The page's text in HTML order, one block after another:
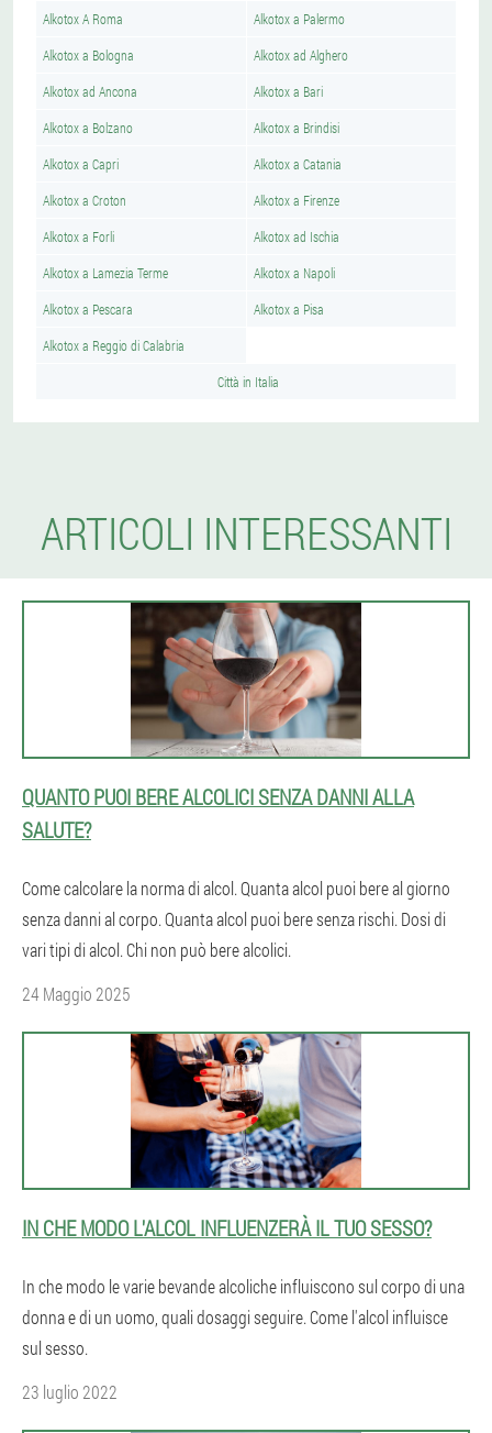
Alkotox A Roma Alkotox a Palermo
Alkotox a Bologna Alkotox ad Alghero
Alkotox ad Ancona Alkotox a Bari
Alkotox a Bolzano Alkotox a Brindisi
Alkotox a Capri Alkotox a Catania
Alkotox a Croton Alkotox a Firenze
Alkotox a Forli Alkotox ad Ischia
Alkotox a Lamezia Terme Alkotox a Napoli
Alkotox a Pescara Alkotox a Pisa
Alkotox a Reggio di Calabria
Città in Italia
ARTICOLI INTERESSANTI
QUANTO PUOI BERE ALCOLICI SENZA DANNI ALLA
SALUTE?
Come calcolare la norma di alcol. Quanta alcol puoi bere al giorno
senza danni al corpo. Quanta alcol puoi bere senza rischi. Dosi di
vari tipi di alcol. Chi non può bere alcolici.
24 Maggio 2025
IN CHE MODO L'ALCOL INFLUENZERÀ IL TUO SESSO?
In che modo le varie bevande alcoliche influiscono sul corpo di una
donna e di un uomo, quali dosaggi seguire. Come l'alcol influisce
sul sesso.
23 luglio 2022